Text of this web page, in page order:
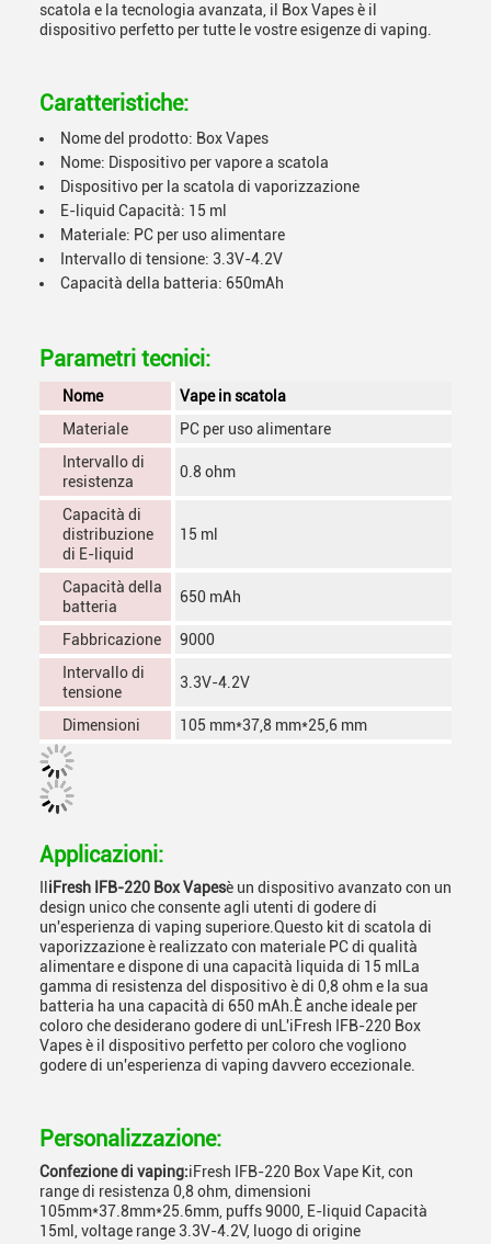
scatola e la tecnologia avanzata, il Box Vapes è il
dispositivo perfetto per tutte le vostre esigenze di vaping.
Caratteristiche:
Nome del prodotto: Box Vapes
Nome: Dispositivo per vapore a scatola
Dispositivo per la scatola di vaporizzazione
E-liquid Capacità: 15 ml
Materiale: PC per uso alimentare
Intervallo di tensione: 3.3V-4.2V
Capacità della batteria: 650mAh
Parametri tecnici:
Nome
Vape in scatola
Materiale
PC per uso alimentare
Intervallo di
resistenza
0.8 ohm
Capacità di
distribuzione
di E-liquid
15 ml
Capacità della
batteria
650 mAh
Fabbricazione
9000
Intervallo di
tensione
3.3V-4.2V
Dimensioni 105 mm*37,8 mm*25,6 mm
Applicazioni:
iFresh IFB-220 Box Vapesè un dispositivo avanzato con un
design unico che consente agli utenti di godere di
un'esperienza di vaping superiore.Questo kit di scatola di
vaporizzazione è realizzato con materiale PC di qualità
alimentare e dispone di una capacità liquida di 15 mlLa
gamma di resistenza del dispositivo è di 0,8 ohm e la sua
batteria ha una capacità di 650 mAh.È anche ideale per
coloro che desiderano godere di unL'iFresh IFB-220 Box
Vapes è il dispositivo perfetto per coloro che vogliono
godere di un'esperienza di vaping davvero eccezionale.
Personalizzazione:
Confezione di vaping:iFresh IFB-220 Box Vape Kit, con
range di resistenza 0,8 ohm, dimensioni
105mm*37.8mm*25.6mm, puffs 9000, E-liquid Capacità
15ml, voltage range 3.3V-4.2V, luogo di origine